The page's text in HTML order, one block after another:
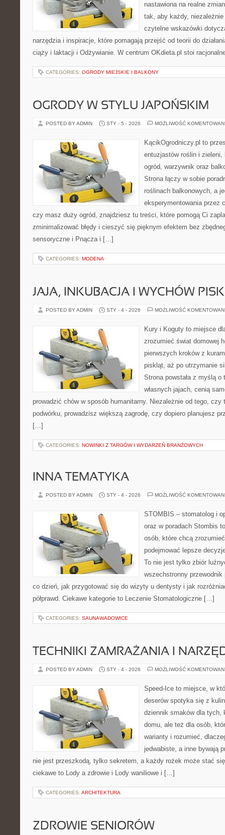
nastawiona na realne
tak, aby każdy,
czytelne wskazówki
narzędzia i inspiracje, które pomagają przejść od teorii do
ciąży i laktacji i Odżywianie. W centrum OKdieta.pl stoi
CATEGORIES: OGRODY MIEJSKIE I BALKONY
OGRODY W STYLU JAPOŃSKIM
POSTED BY ADMIN STY - 5 - 2026 MOŻLIWOŚĆ
KącikOgrodniczy.pl to
entuzjastów roślin i
ogród, warzywnik oraz
Strona łączy w sobie
roślinach balkonowych, a
eksperymentowania przez
czy masz duży ogród, znajdziesz tu treści, które pomogą Ci
zminimalizować błędy i cieszyć się pięknym efektem bez
sensoryczne i Pnącza i […]
CATEGORIES: MODENA
JAJA, INKUBACJA I WYCHÓW
POSTED BY ADMIN STY - 4 - 2026 MOŻLIWOŚĆ
Kury i Koguty to miejsce
zrozumieć świat domowej
pierwszych kroków z
piskląt, aż po utrzymanie
Strona powstała z myślą
własnych jajach, cenią
prowadzić chów w sposób humanitarny. Niezależnie od tego,
podwórku, prowadzisz większą zagrodę, czy dopiero planujesz
[…]
CATEGORIES: NOWINKI Z TARGÓW I WYDARZEŃ BRANŻOWYCH
INNA TEMATYKA
POSTED BY ADMIN STY - 4 - 2026 MOŻLIWOŚĆ
STOMBIS – stomatolog i
oraz w poradach Stombis
osób, które chcą
podejmować lepsze
To nie jest tylko zbiór
wszechstronny
co dzień, jak przygotować się do wizyty u dentysty i jak
półprawd. Ciekawe kategorie to Leczenie Stomatologiczne […]
CATEGORIES: SAUNAWADOWICE
TECHNIKI ZAMRAŻANIA I
POSTED BY ADMIN STY - 4 - 2026 MOŻLIWOŚĆ
Speed-Ice to miejsce, w
deserów spotyka się z
dziennik smaków dla tych,
domu, ale też dla osób,
warianty i rozumieć,
jedwabiste, a inne bywają
nie jest przeszkodą, tylko sekretem, a każdy rożek może stać
ciekawe to Lody a zdrowie i Lody waniliowe i […]
CATEGORIES: ARCHITEKTURA
ZDROWIE SENIORÓW